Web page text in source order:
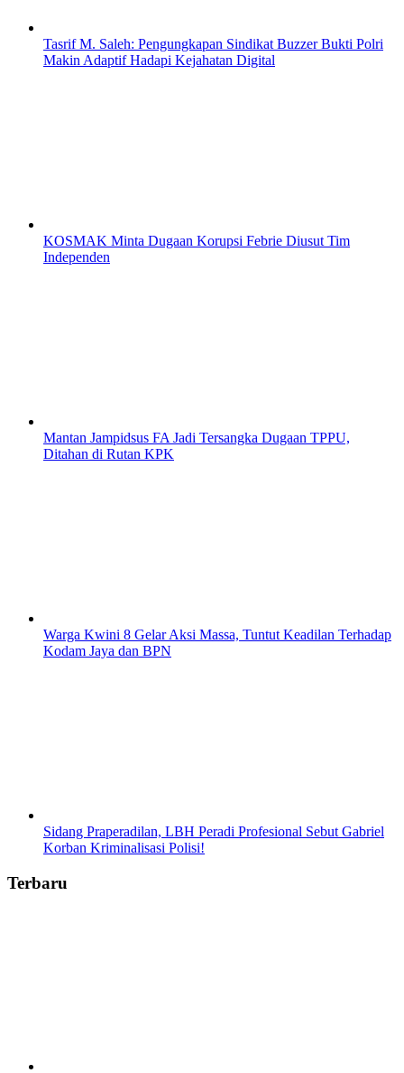
Tasrif M. Saleh: Pengungkapan Sindikat Buzzer Bukti Polri
Makin Adaptif Hadapi Kejahatan Digital
KOSMAK Minta Dugaan Korupsi Febrie Diusut Tim
Independen
Mantan Jampidsus FA Jadi Tersangka Dugaan TPPU,
Ditahan di Rutan KPK
Warga Kwini 8 Gelar Aksi Massa, Tuntut Keadilan Terhadap
Kodam Jaya dan BPN
Sidang Praperadilan, LBH Peradi Profesional Sebut Gabriel
Korban Kriminalisasi Polisi!
Terbaru